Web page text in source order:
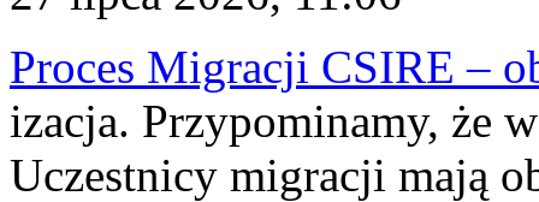
Proces Migracji CSIRE –
izacja. Przypominamy, że
Uczestnicy migracji mają